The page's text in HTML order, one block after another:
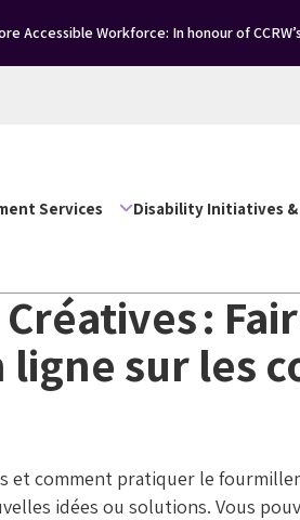
Accessible Workforce: In honour of
Services Disability Initiatives &
:
sur les
comment pratiquer le
idées ou solutions. Vous